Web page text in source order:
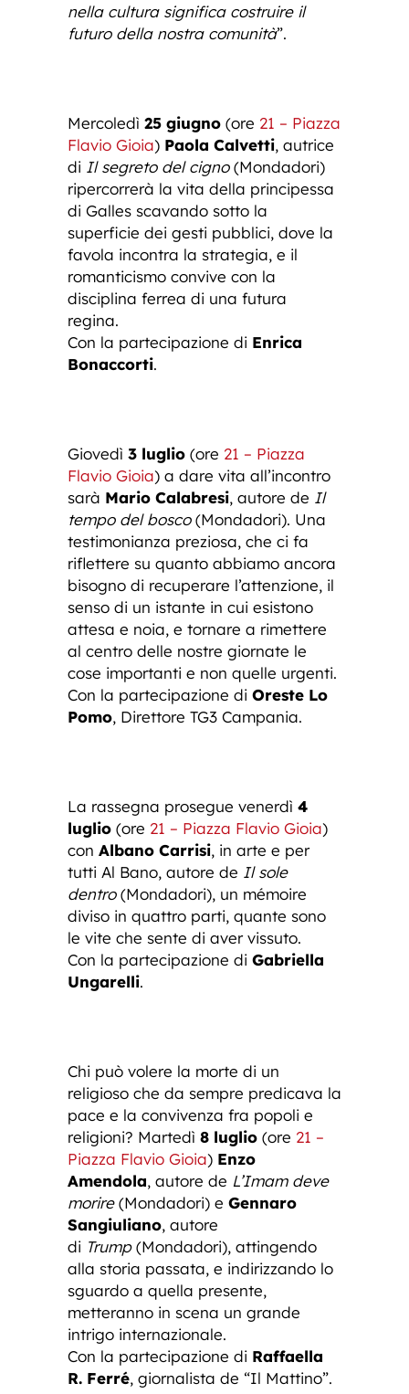
nella cultura significa costruire il
futuro della nostra comunità”.
Mercoledì 25 giugno (ore 21 – Piazza
Flavio Gioia) Paola Calvetti, autrice
di Il segreto del cigno(Mondadori)
ripercorrerà la vita della principessa
di Galles scavando sotto la
superficie dei gesti pubblici, dove la
favola incontra la strategia, e il
romanticismo convive con la
disciplina ferrea di una futura
regina.
Con la partecipazione di Enrica
Bonaccorti.
Giovedì 3 luglio (ore 21 – Piazza
Flavio Gioia) a dare vita all’incontro
sarà Mario Calabresi, autore de Il
tempo del bosco(Mondadori). Una
testimonianza preziosa, che ci fa
riflettere su quanto abbiamo ancora
bisogno di recuperare l’attenzione, il
senso di un istante in cui esistono
attesa e noia, e tornare a rimettere
al centro delle nostre giornate le
cose importanti e non quelle urgenti.
Con la partecipazione di Oreste Lo
Pomo, Direttore TG3 Campania.
La rassegna prosegue venerdì 4
luglio (ore 21 – Piazza Flavio Gioia)
con Albano Carrisi, in arte e per
tutti Al Bano, autore de Il sole
dentro(Mondadori), un mémoire
diviso in quattro parti, quante sono
le vite che sente di aver vissuto.
Con la partecipazione di Gabriella
Ungarelli.
Chi può volere la morte di un
religioso che da sempre predicava la
pace e la convivenza fra popoli e
religioni? Martedì 8 luglio (ore 21 –
Piazza Flavio Gioia) Enzo
Amendola, autore de L’Imam deve
morire(Mondadori) e Gennaro
Sangiuliano, autore
di Trump(Mondadori), attingendo
alla storia passata, e indirizzando lo
sguardo a quella presente,
metteranno in scena un grande
intrigo internazionale.
Con la partecipazione di Raffaella
R. Ferré, giornalista de “Il Mattino”.